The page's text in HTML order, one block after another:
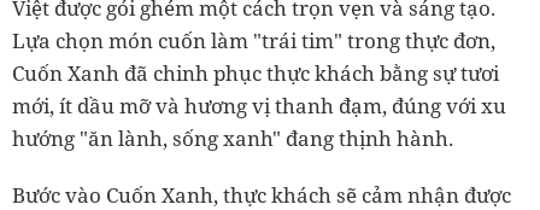
Việt được gói ghém một cách trọn vẹn và sáng tạo.
Lựa chọn món cuốn làm "trái tim" trong thực đơn,
Cuốn Xanh đã chinh phục thực khách bằng sự tươi
mới, ít dầu mỡ và hương vị thanh đạm, đúng với xu
hướng "ăn lành, sống xanh" đang thịnh hành.
Bước vào Cuốn Xanh, thực khách sẽ cảm nhận được